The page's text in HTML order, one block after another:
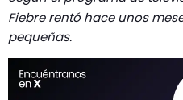
Fiebre rentó hace unos
pequeñas.